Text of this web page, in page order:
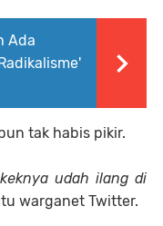
Ada
tak habis pikir.
udah ilang di
warganet Twitter.